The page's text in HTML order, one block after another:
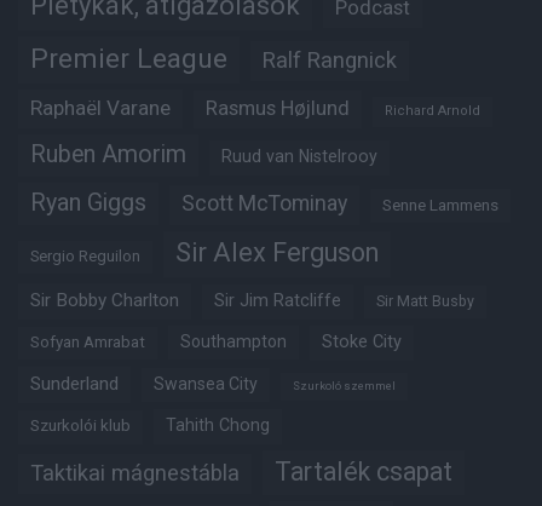
Podcast
Premier League Ralf Rangnick
Raphaël Varane Rasmus Højlund Richard Arnold
Ruben Amorim Ruud van Nistelrooy
Ryan Giggs Scott McTominay Senne Lammens
Sergio Reguilon Sir Alex Ferguson
Sir Bobby Charlton Sir Jim Ratcliffe Sir Matt Busby
Sofyan Amrabat Southampton Stoke City
Sunderland Swansea City Szurkoló szemmel
Szurkolói klub Tahith Chong
Taktikai mágnestábla Tartalék csapat